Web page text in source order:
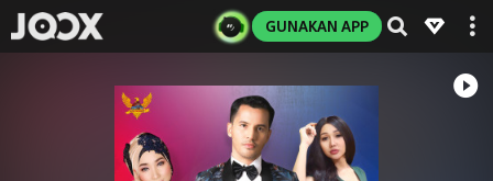
GUNAKAN APP